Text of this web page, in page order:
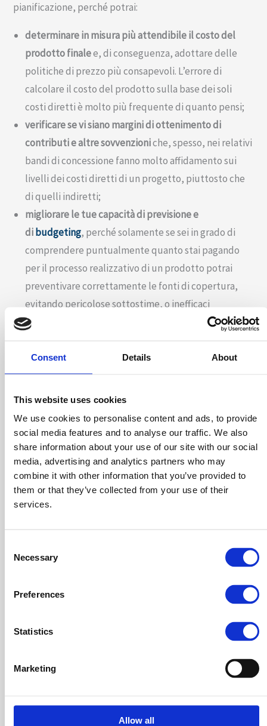
Consent Details About
This website uses cookies
We use cookies to personalise content and ads, to provide
social media features and to analyse our traffic. We also
share information about your use of our site with our social
media, advertising and analytics partners who may
combine it with other information that you’ve provided to
them or that they’ve collected from your use of their
services.
Selection
Necessary
Preferences
Statistics
Marketing
Allow all
pianificazione, perché potrai:
determinare in misura più attendibile il costo del
prodotto finalee, di conseguenza, adottare delle
politiche di prezzo più consapevoli. L’errore di
calcolare il costo del prodotto sulla base dei soli
costi diretti è molto più frequente di quanto pensi;
verificare se vi siano margini di ottenimento di
contributi e altre sovvenzioniche, spesso, nei relativi
bandi di concessione fanno molto affidamento sui
livelli dei costi diretti di un progetto, piuttosto che
di quelli indiretti;
migliorare le tue capacità di previsione e
di budgeting, perché solamente se sei in grado di
comprendere puntualmente quanto stai pagando
per il processo realizzativo di un prodotto potrai
preventivare correttamente le fonti di copertura,
evitando pericolose sottostime, o inefficaci
sovrastime.
Insomma, come abbiamo avuto modo di vedere, essere
pienamente consapevoli dei costi diretti e indiretti ti
tua azienda e, così facendo, porre le basi per migliorare
l’efficienza e l’efficacia di tutta l’organizzazione.
Ora che hai qualche informazione in più sui costi diretti
e indiretti, se vuoi scoprire come migliorarne l’analisi e
della tua azienda e come possiamo portarla verso nuovi